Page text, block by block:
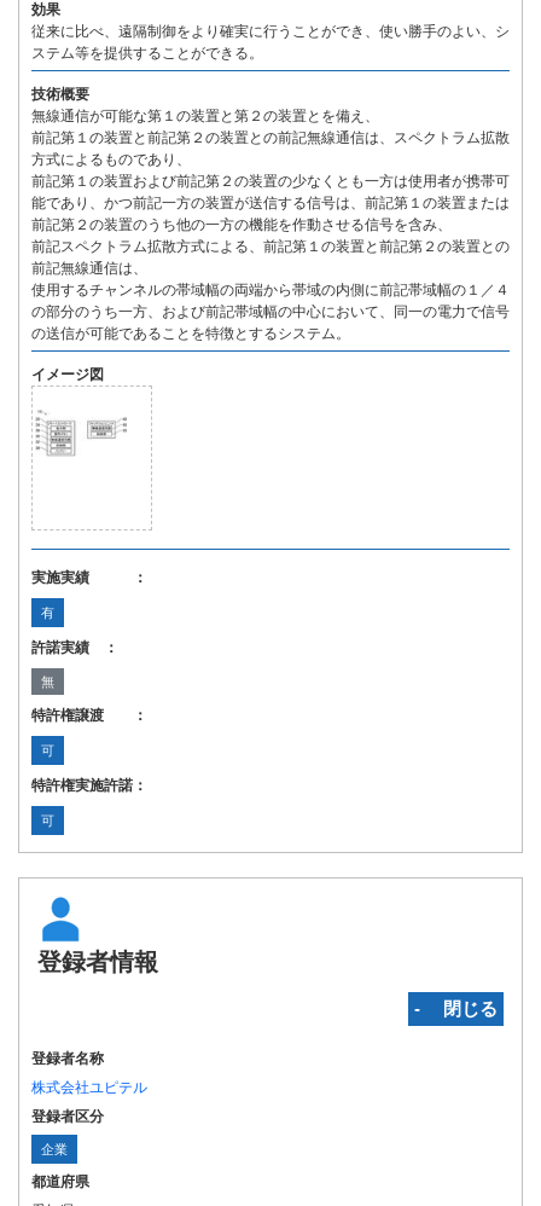
効果
従来に比べ、遠隔制御をより確実に行うことができ、使い勝手のよい、シ
ステム等を提供することができる。
技術概要
無線通信が可能な第１の装置と第２の装置とを備え、
前記第１の装置と前記第２の装置との前記無線通信は、スペクトラム拡散
方式によるものであり、
前記第１の装置および前記第２の装置の少なくとも一方は使用者が携帯可
能であり、かつ前記一方の装置が送信する信号は、前記第１の装置または
前記第２の装置のうち他の一方の機能を作動させる信号を含み、
前記スペクトラム拡散方式による、前記第１の装置と前記第２の装置との
前記無線通信は、
使用するチャンネルの帯域幅の両端から帯域の内側に前記帯域幅の１／４
の部分のうち一方、および前記帯域幅の中心において、同一の電力で信号
の送信が可能であることを特徴とするシステム。
イメージ図
実施実績 ：
有
許諾実績 ：
無
特許権譲渡 ：
可
特許権実施許諾：
可
登録者情報
‐ 閉じる
登録者名称
株式会社ユピテル
登録者区分
企業
都道府県